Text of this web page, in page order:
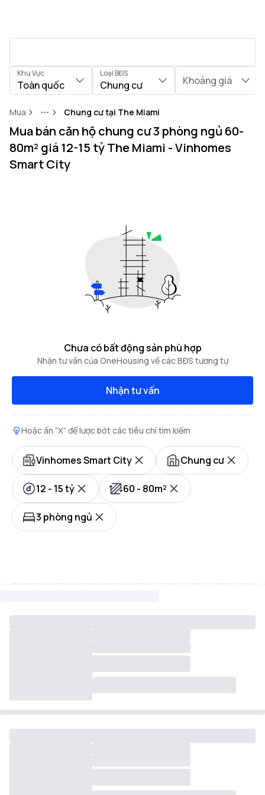
Khu Vực
Toàn quốc
Loại BĐS
Chung cư Khoảng giá
Mua MoreChung cư tại The Miami
Mua bán căn hộ chung cư 3 phòng ngủ 60-
80m² giá 12-15 tỷ The Miami - Vinhomes
Smart City
Chưa có bất động sản phù hợp
Nhận tư vấn của OneHousing về các BĐS tương tự
Nhận tư vấn
Hoặc ấn “X” để lược bớt các tiêu chí tìm kiếm
Vinhomes Smart City Chung cư
12 - 15 tỷ 60 - 80m²
3 phòng ngủ